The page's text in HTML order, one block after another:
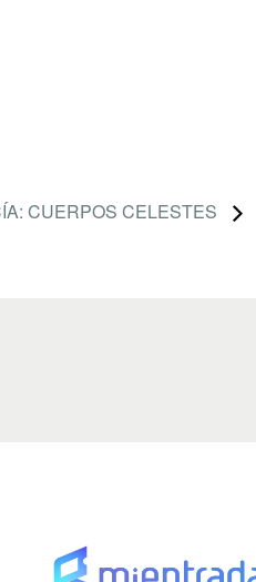
CUERPOS CELESTES